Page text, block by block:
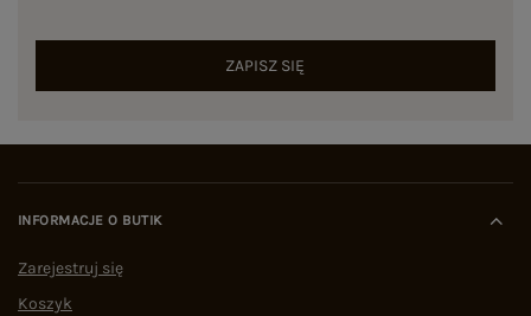
ZAPISZ SIĘ
INFORMACJE O BUTIK
Zarejestruj się
Koszyk